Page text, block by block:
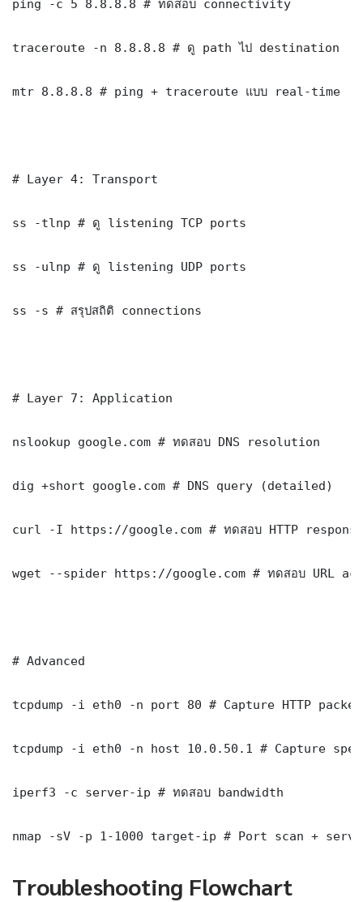
ping -c 5 8.8.8.8 # ทดสอบ connectivity
traceroute -n 8.8.8.8 # ดู path ไป destination
mtr 8.8.8.8 # ping + traceroute แบบ real-time
# Layer 4: Transport
ss -tlnp # ดู listening TCP ports
ss -ulnp # ดู listening UDP ports
ss -s # สรุปสถิติ connections
# Layer 7: Application
nslookup google.com # ทดสอบ DNS resolution
dig +short google.com # DNS query (detailed)
curl -I https://google.com # ทดสอบ HTTP
wget --spider https://google.com # ทดสอบ URL
# Advanced
tcpdump -i eth0 -n port 80 # Capture HTTP
tcpdump -i eth0 -n host 10.0.50.1 # Capture
iperf3 -c server-ip # ทดสอบ bandwidth
nmap -sV -p 1-1000 target-ip # Port scan +
Troubleshooting Flowchart